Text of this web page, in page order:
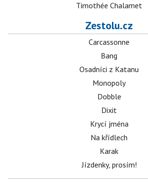
Timothée Chalamet
Zestolu.cz
Carcassonne
Bang
Osadníci z Katanu
Monopoly
Dobble
Dixit
Krycí jména
Na křídlech
Karak
Jízdenky, prosím!